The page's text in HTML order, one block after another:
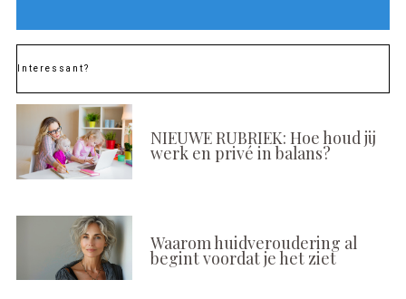
Interessant?
NIEUWE RUBRIEK: Hoe houd jij
werk en privé in balans?
Waarom huidveroudering al
begint voordat je het ziet